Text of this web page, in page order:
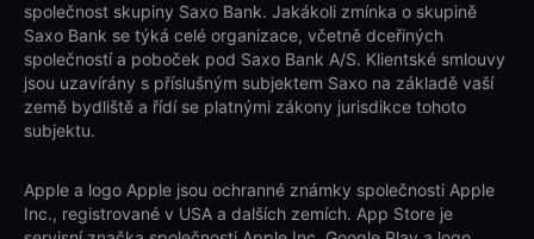
společnost skupiny Saxo Bank. Jakákoli zmínka o skupině
Saxo Bank se týká celé organizace, včetně dceřiných
společností a poboček pod Saxo Bank A/S. Klientské smlouvy
jsou uzavírány s příslušným subjektem Saxo na základě vaší
země bydliště a řídí se platnými zákony jurisdikce tohoto
subjektu.
Apple a logo Apple jsou ochranné známky společnosti Apple
Inc., registrované v USA a dalších zemích. App Store je